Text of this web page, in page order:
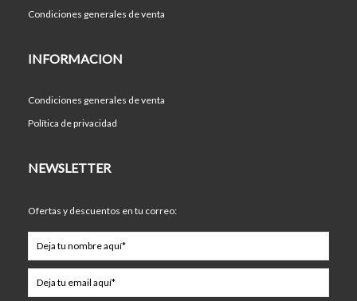
Condiciones generales de venta
INFORMACION
Condiciones generales de venta
Política de privacidad
NEWSLETTER
Ofertas y descuentos en tu correo: